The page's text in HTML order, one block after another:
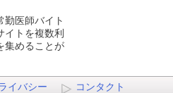
勤医師バイト
イトを複数利
集めることが
イバシー コンタクト